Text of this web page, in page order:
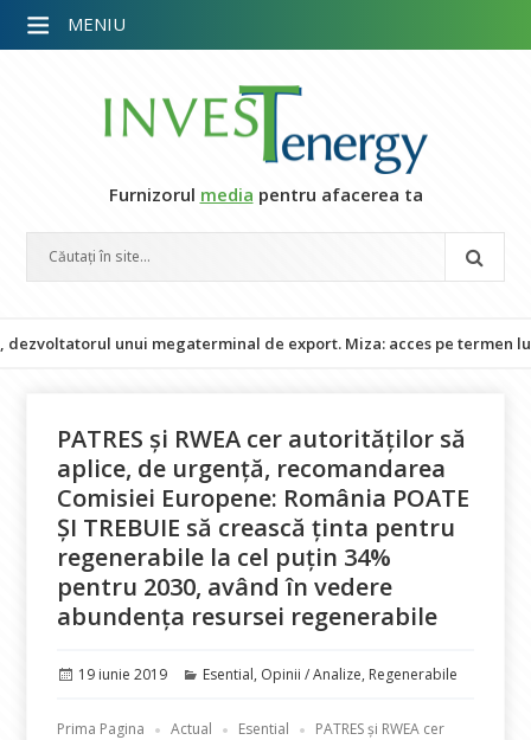
Furnizorul media pentru afacerea ta
unui megaterminal de export. Miza: acces pe termen lung la
PATRES și RWEA cer autorităților să
aplice, de urgență, recomandarea
Comisiei Europene: România POATE
ȘI TREBUIE să crească ținta pentru
regenerabile la cel puțin 34%
pentru 2030, având în vedere
abundența resursei regenerabile
Publicat
19 iunie 2019 Categorii
Esential, Opinii / Analize, Regenerabile
Prima Pagina Actual Esential
PATRES și RWEA cer
MENIU